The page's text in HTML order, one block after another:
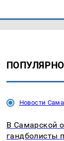
Новости
В Самарской
гандболисты